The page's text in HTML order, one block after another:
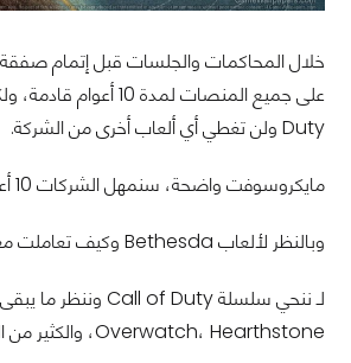
Duty ولن تغطي أي ألعاب أخرى من الشركة.
مايكروسوفت واضحة، سنمهل الشركات 10 أعوام فيما يتعلق بألعاب Call of Duty ولكن باقي الألعاب سيكون لنا مطلق الحرية في طريقة التعامل معها.
وبالنظر لألعاب Bethesda وكيف تعاملت معها مايكروسوفت بعد الاستحواذ، فنحن نتوقع المزيد من الالعاب الحصرية من شركة أكتفيجين بليزارد وكينج كذلك.
لـ ننحي سلسلة Call of Duty وننظر ما يبقى لدينا سنجد أن الاستحواذ يضم سلاسل ألعاب عديد وهامة مثل
Overwatch، Hearthstone، والكثير من الألعاب الأخرى.